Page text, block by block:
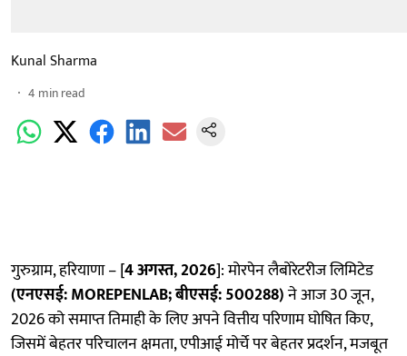
Kunal Sharma
4 min read
गुरुग्राम, हरियाणा – [4 अगस्त, 2026]: मोरपेन लैबोरेटरीज लिमिटेड
(एनएसई:MOREPENLAB; बीएसई: 500288)ने आज 30 जून,
2026 को समाप्त तिमाही के लिए अपने वित्तीय परिणाम घोषित किए,
जिसमें बेहतर परिचालन क्षमता, एपीआई मोर्चे पर बेहतर प्रदर्शन, मजबूत